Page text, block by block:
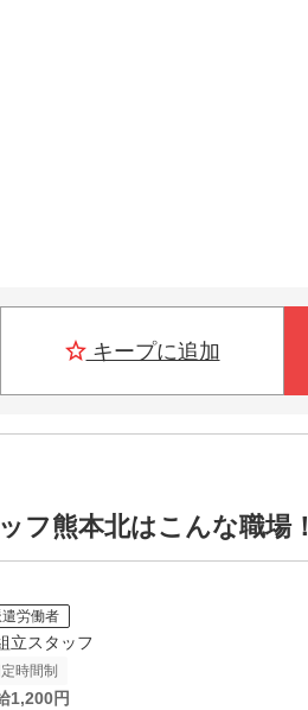
キープに追加
フ熊本北はこんな職場！
労働者
立スタッフ
時間制
1,200円